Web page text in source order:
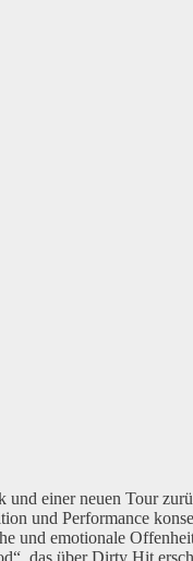
einer neuen Tour
und Performance
und emotionale